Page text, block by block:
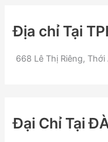
Địa chỉ Tại
668 Lê Thị Riêng, Thới
Đại Chỉ Tại